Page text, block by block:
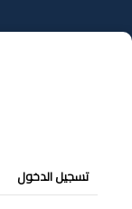
إلى
المحتوى
التبويبات
تسجيل الدخول